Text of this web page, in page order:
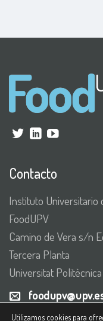
Contacto
Instituto
FoodUPV
Camino de Vera s/n
Tercera Planta
Universitat
Utilizamos cookies para